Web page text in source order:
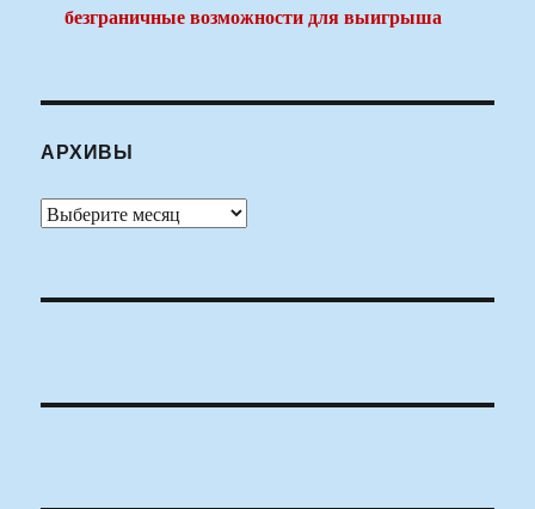
безграничные возможности для выигрыша
АРХИВЫ
Архивы